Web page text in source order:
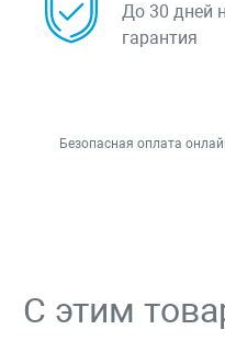
До 30 дней
гарантия
Безопасная оплата
С этим